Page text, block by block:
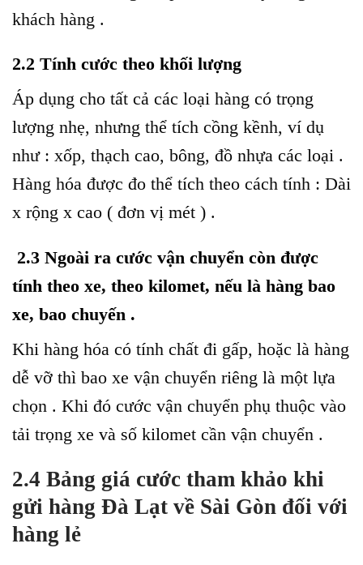
khách hàng .
2.2 Tính cước theo khối lượng
Áp dụng cho tất cả các loại hàng có trọng
lượng nhẹ, nhưng thể tích cồng kềnh, ví dụ
như : xốp, thạch cao, bông, đồ nhựa các loại .
Hàng hóa được đo thể tích theo cách tính : Dài
x rộng x cao ( đơn vị mét ) .
2.3 Ngoài ra cước vận chuyển còn được
tính theo xe, theo kilomet, nếu là hàng bao
xe, bao chuyến .
Khi hàng hóa có tính chất đi gấp, hoặc là hàng
dễ vỡ thì bao xe vận chuyển riêng là một lựa
chọn . Khi đó cước vận chuyển phụ thuộc vào
tải trọng xe và số kilomet cần vận chuyển .
2.4 Bảng giá cước tham khảo khi
gửi hàng Đà Lạt về Sài Gòn đối với
hàng lẻ